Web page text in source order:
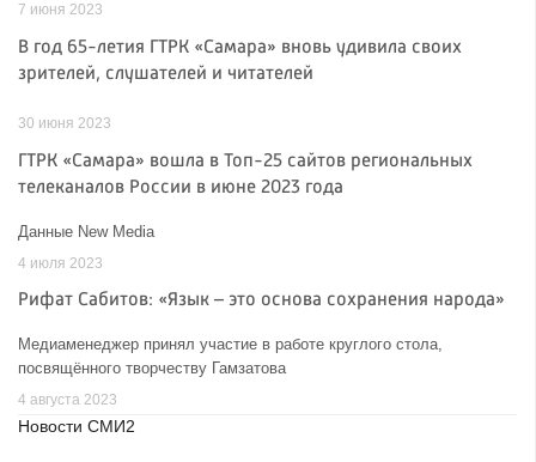
7 июня 2023
В год 65-летия ГТРК «Самара» вновь удивила своих
зрителей, слушателей и читателей
30 июня 2023
ГТРК «Самара» вошла в Топ-25 сайтов региональных
телеканалов России в июне 2023 года
Данные New Media
4 июля 2023
Рифат Сабитов: «Язык – это основа сохранения народа»
Медиаменеджер принял участие в работе круглого стола,
посвящённого творчеству Гамзатова
4 августа 2023
Новости СМИ2